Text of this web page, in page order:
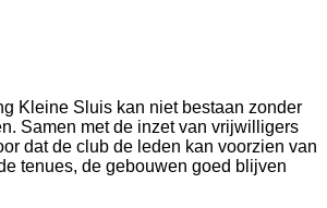
Kleine Sluis kan niet bestaan zonder
Samen met de inzet van vrijwilligers
dat de club de leden kan voorzien van
tenues, de gebouwen goed blijven